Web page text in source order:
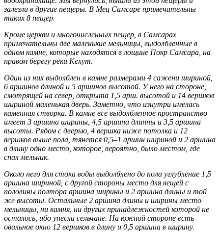
залезли в другие пещеры. В Мец Самсаре примечательны
таких 8 пещер.
Кроме церкви и многочисленных пещер, в Самсарах
примечательны две маленькие мельницы, выдолблен­ные в
одном камне, которые находятся в лощине Покр Самсара, на
правом берегу реки Кехут.
Один из них выдолблен в камне размерами 4 сажени шириной,
6 аршинов длиной и 5 аршинов высотой. У него на стороне,
смотрящей на север, открыта 1,5 арш. высотой и 14 вершков
шириной маленькая дверь. Заметно, что изнутри имелась
каменная створка. В камне все выдолбленное пространство
имеет 3 аршина ширины, 4,5 аршина длинны и 3,5 аршина
высоты. Рядом с дверью, 4 вершка ниже потолка и 12
вершков выше пола, тянется 0,5–1 аршин шириной и 2 аршина
в длину одно место, которое, вероятно, было местом, где
спал мельник.
Около него для стока воды выдолблено до пола углубление 1,5
аршина шириной, с другой стороны место для вещей с
половины полтора аршина ширины и 2 аршина длины и той
же высоты. Остальные 2 аршина длины и ширины место
мельницы, ни камня, ни других принадлежностей которой не
осталось, ибо унесли сель­чане. На южной стороне есть
овальное окно 12 вершков в длину и 0,5 аршина в ширину.